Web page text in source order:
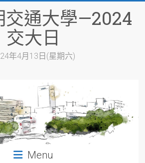
交通大學—2024
交大日
年4月13日(星期六)
Menu